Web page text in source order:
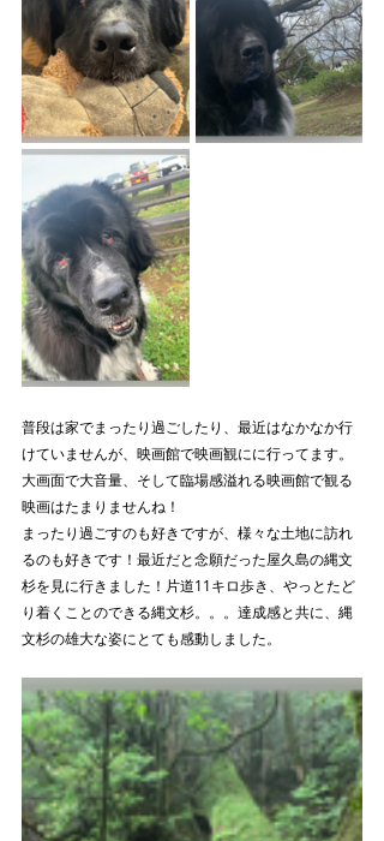
普段は家でまったり過ごしたり、最近はなかなか行
けていませんが、映画館で映画観にに行ってます。
大画面で大音量、そして臨場感溢れる映画館で観る
映画はたまりませんね！
まったり過ごすのも好きですが、様々な土地に訪れ
るのも好きです！最近だと念願だった屋久島の縄文
杉を見に行きました！片道11キロ歩き、やっとたど
り着くことのできる縄文杉。。。達成感と共に、縄
文杉の雄大な姿にとても感動しました。